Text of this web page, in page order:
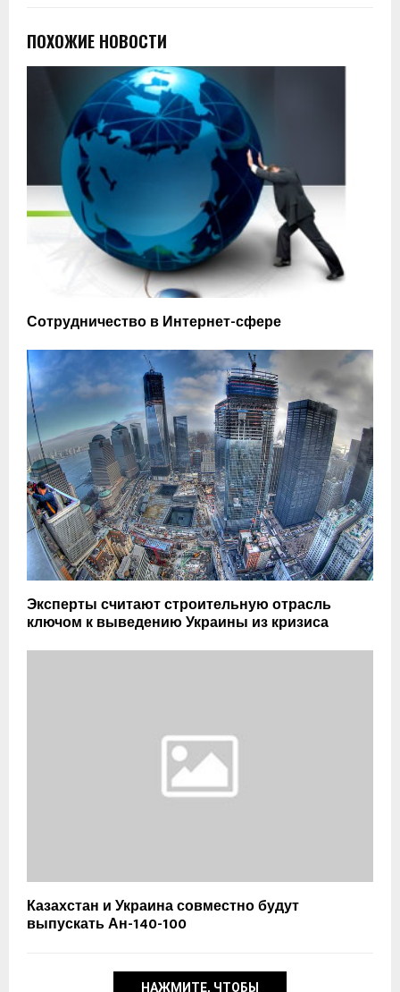
ПОХОЖИЕ НОВОСТИ
Сотрудничество в Интернет-сфере
Эксперты считают строительную отрасль
ключом к выведению Украины из кризиса
Казахстан и Украина совместно будут
выпускать Ан-140-100
НАЖМИТЕ, ЧТОБЫ